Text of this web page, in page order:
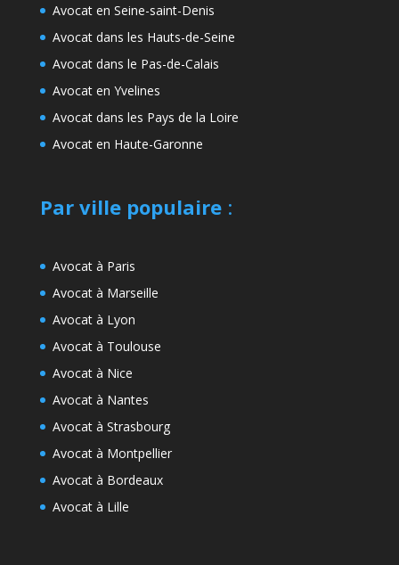
Avocat en Seine-saint-Denis
Avocat dans les Hauts-de-Seine
Avocat dans le Pas-de-Calais
Avocat en Yvelines
Avocat dans les Pays de la Loire
Avocat en Haute-Garonne
Par ville populaire:
Avocat à Paris
Avocat à Marseille
Avocat à Lyon
Avocat à Toulouse
Avocat à Nice
Avocat à Nantes
Avocat à Strasbourg
Avocat à Montpellier
Avocat à Bordeaux
Avocat à Lille